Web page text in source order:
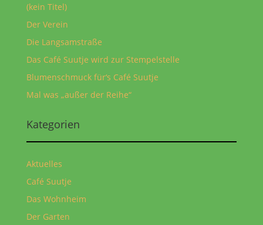
(kein Titel)
Der Verein
Die Langsamstraße
Das Café Suutje wird zur Stempelstelle
Blumenschmuck für‘s Café Suutje
Mal was „außer der Reihe“
Kategorien
Aktuelles
Café Suutje
Das Wohnheim
Der Garten